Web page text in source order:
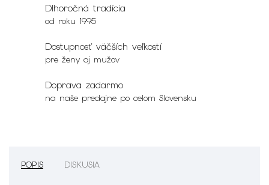
Dlhoročná tradícia
od roku 1995
Dostupnosť väčších veľkostí
pre ženy aj mužov
Doprava zadarmo
na naše predajne po celom Slovensku
POPIS DISKUSIA